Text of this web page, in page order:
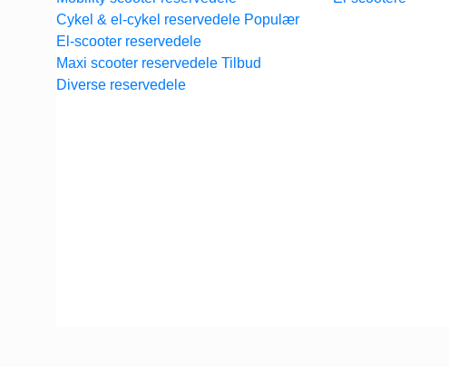
Cykel & el-cykel reservedele
El-scooter reservedele
Maxi scooter reservedele
Diverse reservedele